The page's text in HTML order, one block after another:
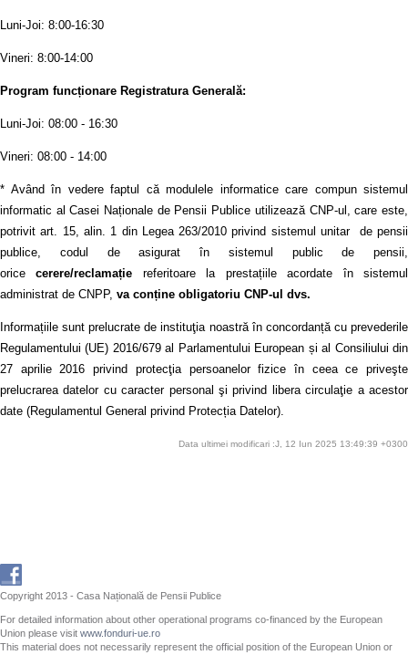
Luni-Joi: 8:00-16:30
Vineri: 8:00-14:00
Program funcționare Registratura Generală:
Luni-Joi: 08:00 - 16:30
Vineri: 08:00 - 14:00
* Având în vedere faptul că modulele informatice care compun sistemul
informatic al Casei Naționale de Pensii Publice utilizează CNP-ul, care este,
potrivit art. 15, alin. 1 din Legea 263/2010 privind sistemul unitar de pensii
publice, codul de asigurat în sistemul public de pensii,
oricecerere/reclamație referitoare la prestațiile acordate în sistemul
administrat de CNPP, va conține obligatoriu CNP-ul dvs.
Informațiile sunt prelucrate de instituţia noastră în concordanță cu prevederile
Regulamentului (UE) 2016/679 al Parlamentului European și al Consiliului din
27 aprilie 2016 privind protecţia persoanelor fizice în ceea ce priveşte
prelucrarea datelor cu caracter personal şi privind libera circulaţie a acestor
date (Regulamentul General privind Protecția Datelor).
Data ultimei modificari :J, 12 Iun 2025 13:49:39 +0300
Copyright 2013 - Casa Națională de Pensii Publice
For detailed information about other operational programs co-financed by the European
Union please visit www.fonduri-ue.ro
This material does not necessarily represent the official position of the European Union or